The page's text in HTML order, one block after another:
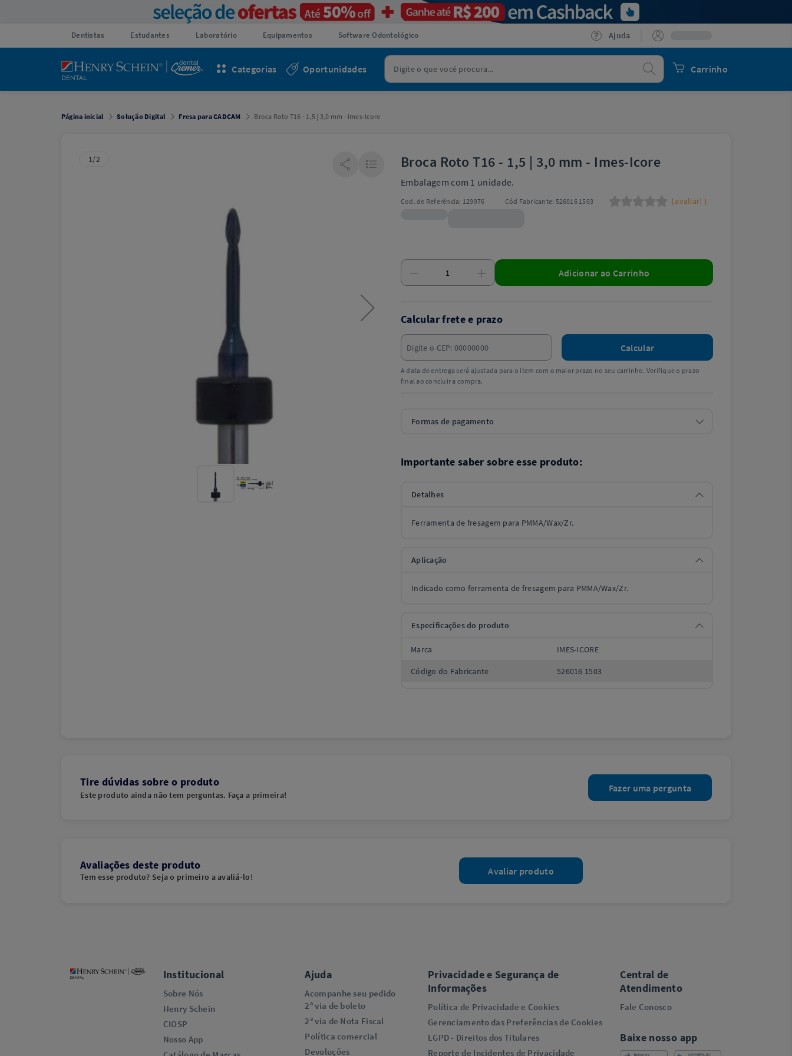
Dentistas Estudantes Laboratório Equipamentos Software Odontológico Ajuda
Carrinho
Procurar
Oportunidades
Categorias
Página inicial Solução Digital Fresa para CADCAM Broca Roto T16 - 1,5 | 3,0 mm - Imes-Icore
1/2 Broca Roto T16 - 1,5 | 3,0 mm - Imes-Icore
Embalagem com 1 unidade.
Cod. de Referência: 129976 Cód Fabricante: 526016 1503 ( avaliar! )
Adicionar ao Carrinho
Calcular frete e prazo
Calcular
A data de entrega será ajustada para o item com o maior prazo no seu carrinho. Verifique o prazo
final ao concluir a compra.
Formas de pagamento
Importante saber sobre esse produto:
Detalhes
Ferramenta de fresagem para PMMA/Wax/Zr.
Aplicação
Indicado como ferramenta de fresagem para PMMA/Wax/Zr.
Especificações do produto
Marca IMES-ICORE
Código do Fabricante 526016 1503
Tire dúvidas sobre o produto
Este produto ainda não tem perguntas. Faça a primeira!
Fazer uma pergunta
Avaliações deste produto
Tem esse produto? Seja o primeiro a avaliá-lo!
Avaliar produto
Institucional
Sobre Nós
Henry Schein
CIOSP
Nosso App
Ajuda
Acompanhe seu pedido
2ª via de boleto
2ª via de Nota Fiscal
Política comercial
Devoluções
Privacidade e Segurança de
Informações
Política de Privacidade e Cookies
Gerenciamento das Preferências de Cookies
LGPD - Direitos dos Titulares
Reporte de Incidentes de Privacidade
Central de
Atendimento
Fale Conosco
Baixe nosso app